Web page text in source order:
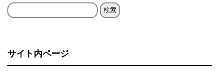
検
サイト内ページ